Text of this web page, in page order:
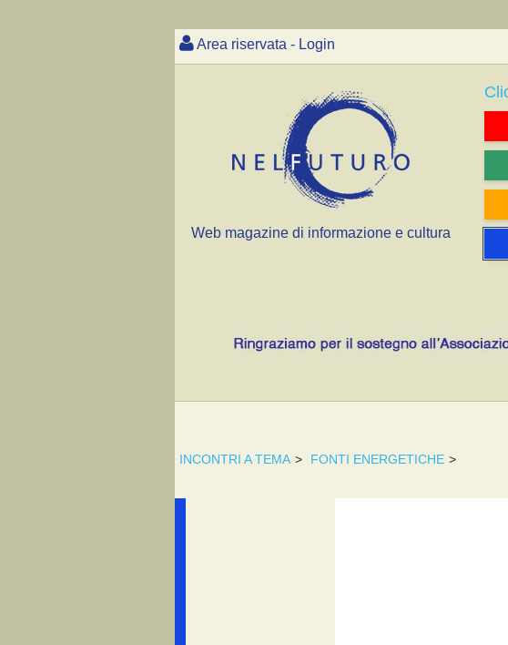
Area riservata - Login
Web magazine di informazione e cultura
INCONTRI A TEMA > FONTI ENERGETICHE >